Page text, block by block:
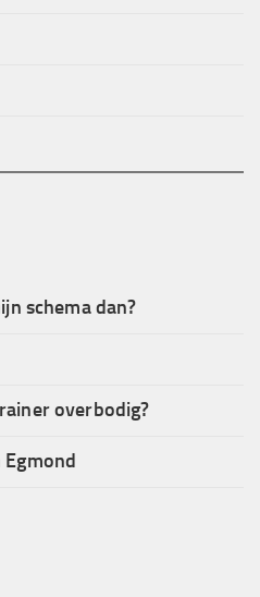
schema dan?
overbodig?
Egmond